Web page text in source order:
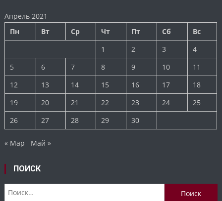
Апрель 2021
Пн
Вт Ср Чт Пт Сб
Вс
1
2 3
4
5
6 7 8 9 10
11
12
13 14 15 16 17
18
19
20 21 22 23 24
25
26
27 28 29 30
« Мар Май »
ПОИСК
Найти: